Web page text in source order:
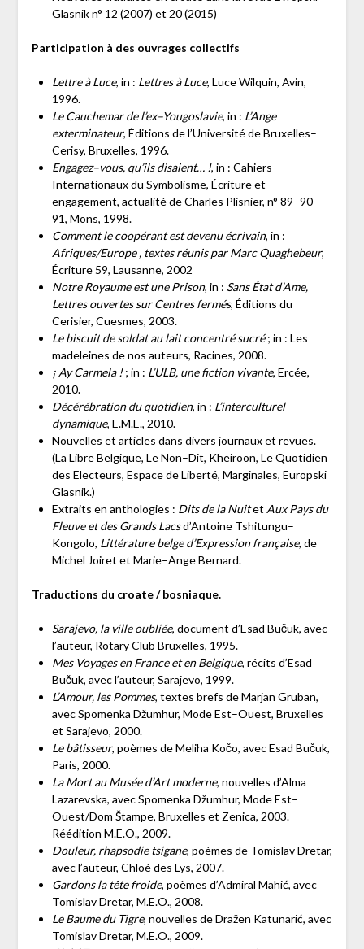
Glasnik n° 12 (2007) et 20 (2015)
Participation à des ouvrages collectifs
Lettre à Luce, in : Lettres à Luce, Luce Wilquin, Avin,
1996.
Le Cauchemar de l’ex–Yougoslavie, in : L’Ange
exterminateur, Éditions de l’Université de Bruxelles–
Cerisy, Bruxelles, 1996.
Engagez–vous, qu’ils disaient… !, in : Cahiers
Internationaux du Symbolisme, Écriture et
engagement, actualité de Charles Plisnier, n° 89–90–
91, Mons, 1998.
Comment le coopérant est devenu écrivain, in :
Afriques/Europe , textes réunis par Marc Quaghebeur,
Écriture 59, Lausanne, 2002
Notre Royaume est une Prison, in : Sans État d’Ame,
Lettres ouvertes sur Centres fermés, Éditions du
Cerisier, Cuesmes, 2003.
Le biscuit de soldat au lait concentré sucré; in : Les
madeleines de nos auteurs, Racines, 2008.
¡ Ay Carmela !; in : L’ULB, une fiction vivante, Ercée,
2010.
Décérébration du quotidien, in : L’interculturel
dynamique, E.M.E., 2010.
Nouvelles et articles dans divers journaux et revues.
(La Libre Belgique, Le Non–Dit, Kheiroon, Le Quotidien
des Electeurs, Espace de Liberté, Marginales, Europski
Glasnik.)
Extraits en anthologies : Dits de la Nuitet Aux Pays du
Fleuve et des Grands Lacsd’Antoine Tshitungu–
Kongolo, Littérature belge d’Expression française, de
Michel Joiret et Marie–Ange Bernard.
Traductions du croate / bosniaque.
Sarajevo, la ville oubliée, document d’Esad Bučuk, avec
l’auteur, Rotary Club Bruxelles, 1995.
Mes Voyages en France et en Belgique, récits d’Esad
Bučuk, avec l’auteur, Sarajevo, 1999.
L’Amour, les Pommes, textes brefs de Marjan Gruban,
avec Spomenka Džumhur, Mode Est–Ouest, Bruxelles
et Sarajevo, 2000.
Le bâtisseur, poèmes de Meliha Kočo, avec Esad Bučuk,
Paris, 2000.
La Mort au Musée d’Art moderne, nouvelles d’Alma
Lazarevska, avec Spomenka Džumhur, Mode Est–
Ouest/Dom Štampe, Bruxelles et Zenica, 2003.
Réédition M.E.O., 2009.
Douleur, rhapsodie tsigane, poèmes de Tomislav Dretar,
avec l’auteur, Chloé des Lys, 2007.
Gardons la tête froide, poèmes d’Admiral Mahić, avec
Tomislav Dretar, M.E.O., 2008.
Le Baume du Tigre, nouvelles de Dražen Katunarić, avec
Tomislav Dretar, M.E.O., 2009.